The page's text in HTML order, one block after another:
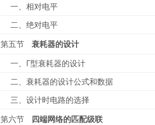
一、相对电平
二、绝对电平
第五节
衰耗器的设计
一、Г型衰耗器的设计
二、衰耗器的设计公式和数据
三、设计时电路的选择
第六节
四端网络的匹配级联